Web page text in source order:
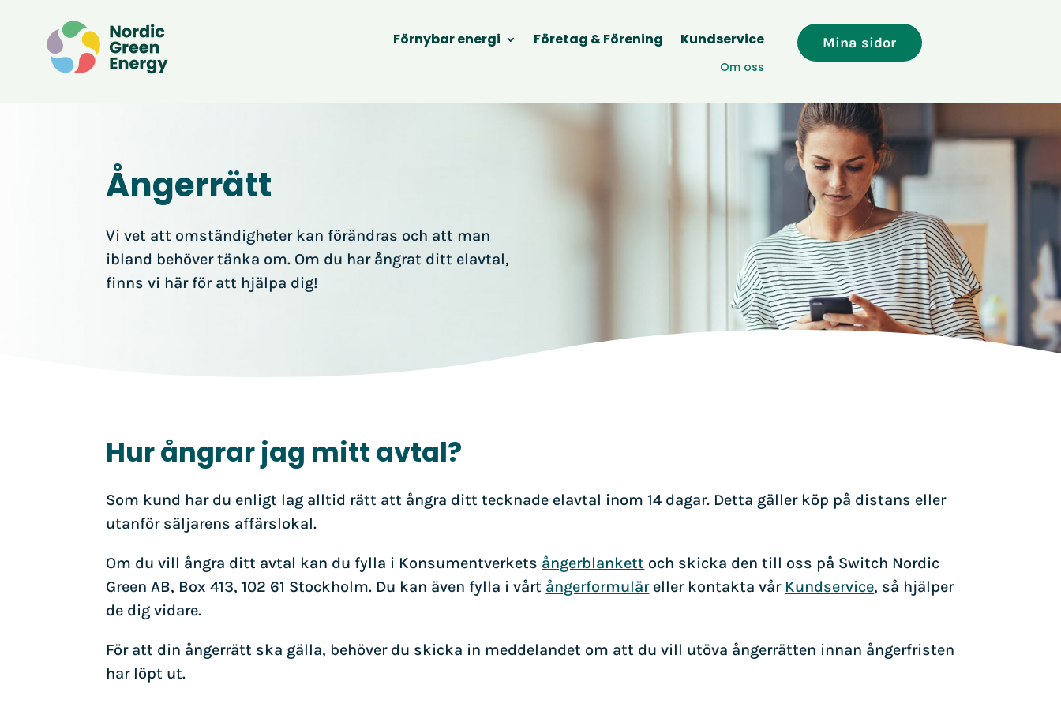
Förnybar energi Företag & Förening Kundservice
Om oss
Mina sidor
Ångerrätt
Vi vet att omständigheter kan förändras och att man
ibland behöver tänka om. Om du har ångrat ditt elavtal,
finns vi här för att hjälpa dig!
Hur ångrar jag mitt avtal?
Som kund har du enligt lag alltid rätt att ångra ditt tecknade elavtal inom 14 dagar. Detta gäller köp på distans eller
utanför säljarens affärslokal.
Om du vill ångra ditt avtal kan du fylla i Konsumentverkets ångerblankett och skicka den till oss på Switch Nordic
Green AB, Box 413, 102 61 Stockholm. Du kan även fylla i vårt ångerformuläreller kontakta vår Kundservice, så hjälper
de dig vidare.
För att din ångerrätt ska gälla, behöver du skicka in meddelandet om att du vill utöva ångerrätten innan ångerfristen
har löpt ut.